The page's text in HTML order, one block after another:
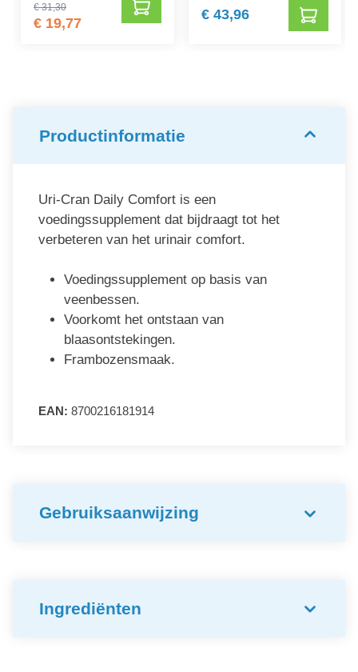
€ 31,30
€ 19,77
€ 43,96
Productinformatie
Uri-Cran Daily Comfort is een
voedingssupplement dat bijdraagt tot het
verbeteren van het urinair comfort.
Voedingssupplement op basis van
veenbessen.
Voorkomt het ontstaan van
blaasontstekingen.
Frambozensmaak.
EAN: 8700216181914
Gebruiksaanwijzing
Ingrediënten